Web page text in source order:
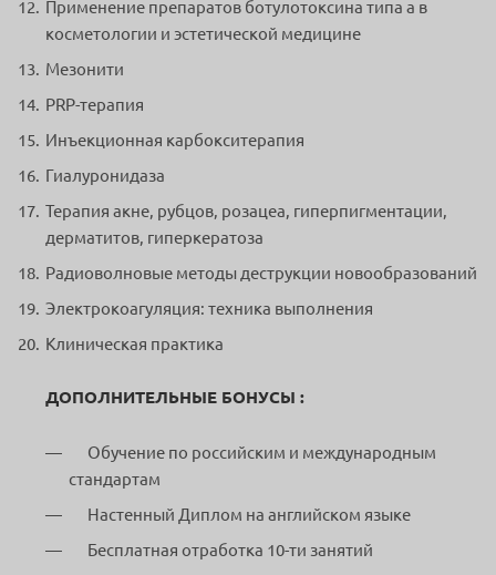
Применение препаратов ботулотоксина типа а в
косметологии и эстетической медицине
Мезонити
PRP-терапия
Инъекционная карбокситерапия
Гиалуронидаза
Терапия акне, рубцов, розацеа, гиперпигментации,
дерматитов, гиперкератоза
Радиоволновые методы деструкции новообразований
Электрокоагуляция: техника выполнения
Клиническая практика
ДОПОЛНИТЕЛЬНЫЕ БОНУСЫ :
Обучение по российским и международным
стандартам
Настенный Диплом на английском языке
Бесплатная отработка 10-ти занятий